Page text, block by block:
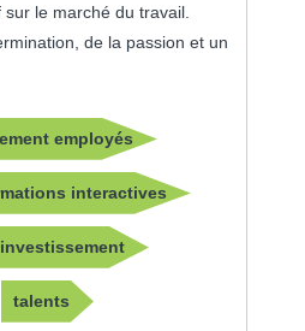
le marché du travail.
de la passion et un
employés
interactives
investissement
talents